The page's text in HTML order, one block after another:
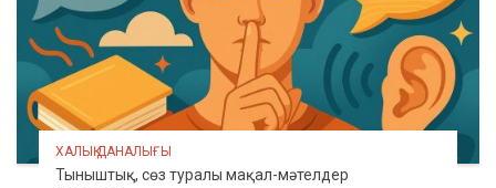
ХАЛЫҚ ДАНАЛЫҒЫ
Тыныштық, сөз туралы мақал-мәтелдер